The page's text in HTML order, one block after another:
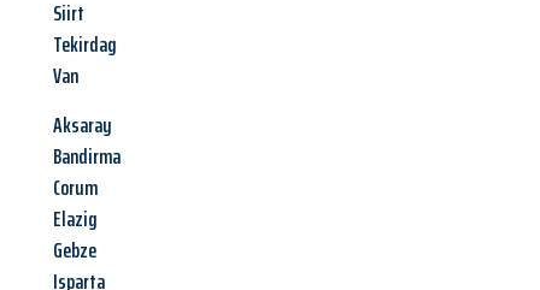
Siirt
Tekirdag
Van
Aksaray
Bandirma
Corum
Elazig
Gebze
Isparta